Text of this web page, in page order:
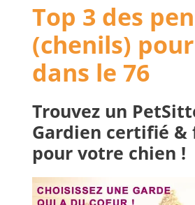
Top 3 des
(chenils)
dans le 76
Trouvez un
Gardien certifié &
pour votre chien !